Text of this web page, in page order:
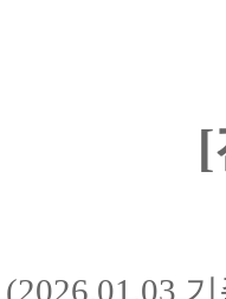
[
(2026.01.03